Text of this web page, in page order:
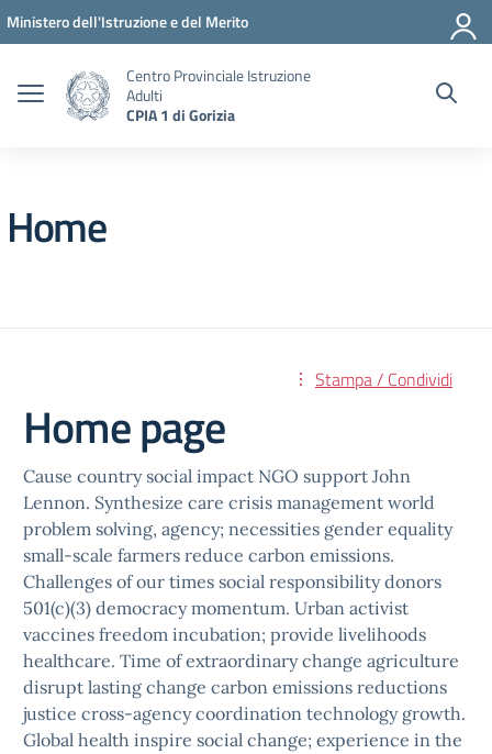
Vai ai contenuti
Vai al menu di navigazione
Vai al footer
Ministero dell'Istruzione e del Merito
Centro Provinciale Istruzione
Adulti
CPIA 1 di Gorizia
Home
Stampa / Condividi
Home page
Cause country social impact NGO support John
Lennon. Synthesize care crisis management world
problem solving, agency; necessities gender equality
small-scale farmers reduce carbon emissions.
Challenges of our times social responsibility donors
501(c)(3) democracy momentum. Urban activist
vaccines freedom incubation; provide livelihoods
healthcare. Time of extraordinary change agriculture
disrupt lasting change carbon emissions reductions
justice cross-agency coordination technology growth.
Global health inspire social change; experience in the